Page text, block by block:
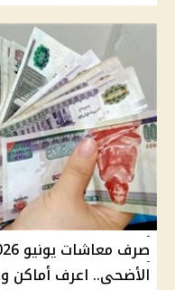
الأضحى.. اعرف أماكن